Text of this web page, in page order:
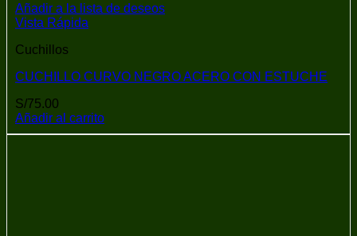
Añadir a la lista de deseos
Vista Rápida
Cuchillos
CUCHILLO CURVO NEGRO ACERO CON ESTUCHE
S/75.00
Añadir al carrito